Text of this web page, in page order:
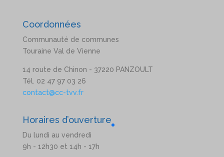
Coordonnées
Communauté de communes
Touraine Val de Vienne
14 route de Chinon - 37220 PANZOULT
Tél. 02 47 97 03 26
contact@cc-tvv.fr
Horaires d’ouverture
Du lundi au vendredi
9h - 12h30 et 14h - 17h